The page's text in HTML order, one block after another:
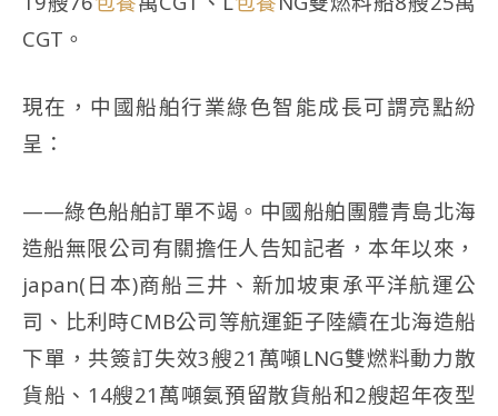
CGT。
現在，中國船舶行業綠色智能成長可謂亮點紛
呈：
——綠色船舶訂單不竭。中國船舶團體青島北海
造船無限公司有關擔任人告知記者，本年以來，
japan(日本)商船三井、新加坡東承平洋航運公
司、比利時CMB公司等航運鉅子陸續在北海造船
下單，共簽訂失效3艘21萬噸LNG雙燃料動力散
貨船、14艘21萬噸氨預留散貨船和2艘超年夜型